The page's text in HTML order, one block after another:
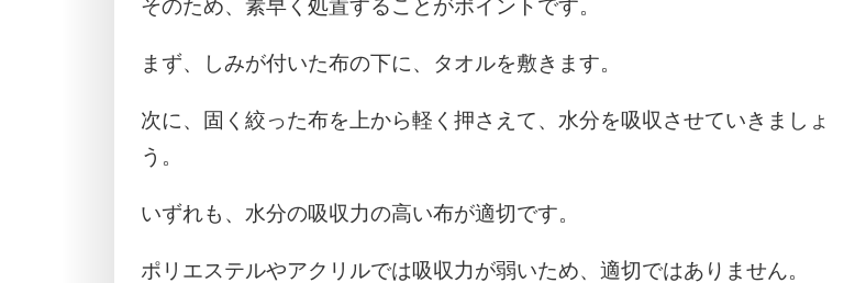
そのため、素早く処置することがポイントです。
まず、しみが付いた布の下に、タオルを敷きます。
次に、固く絞った布を上から軽く押さえて、水分を吸収させていきましょ
う。
いずれも、水分の吸収力の高い布が適切です。
ポリエステルやアクリルでは吸収力が弱いため、適切ではありません。